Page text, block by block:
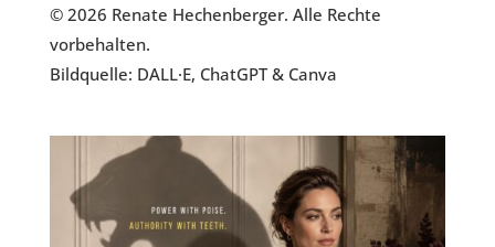
© 2026 Renate Hechenberger. Alle Rechte
vorbehalten.
Bildquelle: DALL·E, ChatGPT & Canva